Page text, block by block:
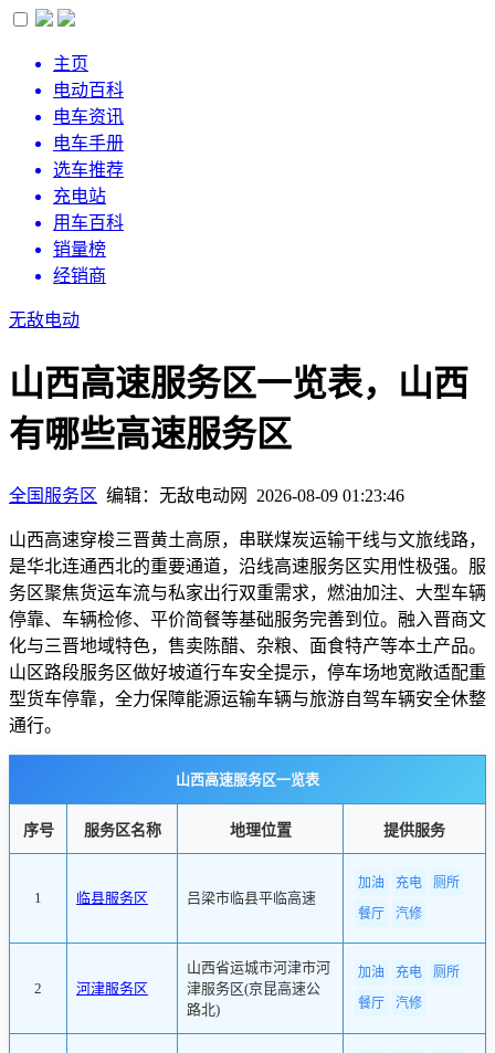
主页
电动百科
电车资讯
电车手册
选车推荐
充电站
用车百科
销量榜
经销商
无敌电动
山西高速服务区一览表，山西
有哪些高速服务区
全国服务区 编辑：无敌电动网 2026-08-09 01:23:46
山西高速穿梭三晋黄土高原，串联煤炭运输干线与文旅线路，
是华北连通西北的重要通道，沿线高速服务区实用性极强。服
务区聚焦货运车流与私家出行双重需求，燃油加注、大型车辆
停靠、车辆检修、平价简餐等基础服务完善到位。融入晋商文
化与三晋地域特色，售卖陈醋、杂粮、面食特产等本土产品。
山区路段服务区做好坡道行车安全提示，停车场地宽敞适配重
型货车停靠，全力保障能源运输车辆与旅游自驾车辆安全休整
通行。
山西高速服务区一览表
序号 服务区名称 地理位置 提供服务
1 临县服务区 吕梁市临县平临高速
加油 充电
厕所
餐厅
汽修
2 河津服务区
山西省运城市河津市河
津服务区(京昆高速公
路北)
加油 充电
厕所
餐厅
汽修